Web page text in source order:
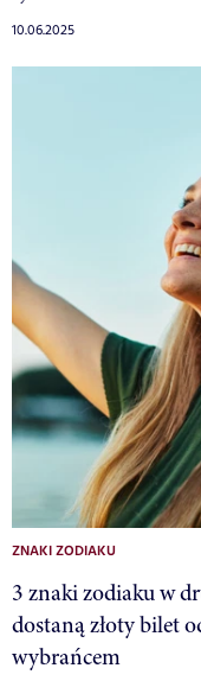
10.06.2025
ZNAKI ZODIAKU
3 znaki zodiaku w
dostaną złoty bilet
wybrańcem